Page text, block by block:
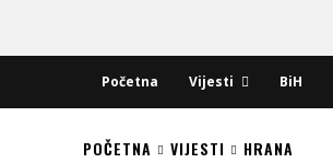
Početna Vijesti BiH
POČETNA VIJESTI HRANA